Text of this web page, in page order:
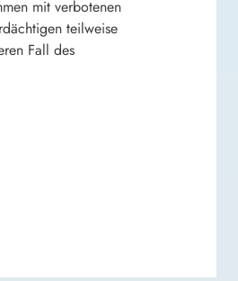
mit verbotenen
teilweise
Fall des